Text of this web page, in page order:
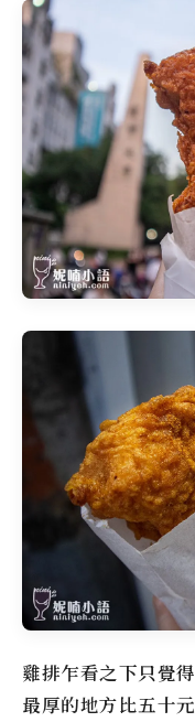
雞排乍看之下只覺
最厚的地方比五十